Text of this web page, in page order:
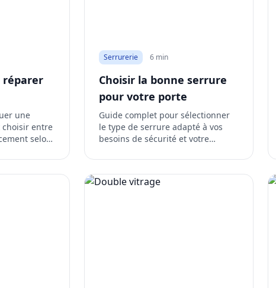
réparer
une
entre
selon
Serrurerie 6 min
Choisir la bonne serrure
pour votre porte
Guide complet pour sélectionner
le type de serrure adapté à vos
besoins de sécurité et votre